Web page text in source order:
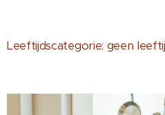
Leeftijdscategorie: geen